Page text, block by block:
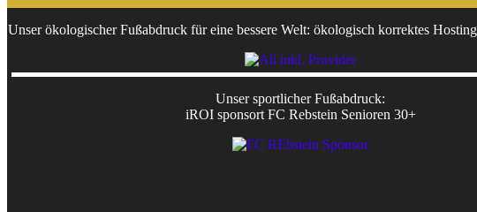
Unser ökologischer Fußabdruck für eine bessere Welt: ökologisch korrektes
Unser sportlicher Fußabdruck:
iROI sponsort FC Rebstein Senioren 30+